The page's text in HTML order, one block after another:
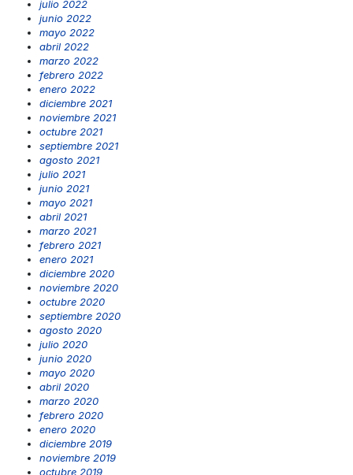
julio 2022
junio 2022
mayo 2022
abril 2022
marzo 2022
febrero 2022
enero 2022
diciembre 2021
noviembre 2021
octubre 2021
septiembre 2021
agosto 2021
julio 2021
junio 2021
mayo 2021
abril 2021
marzo 2021
febrero 2021
enero 2021
diciembre 2020
noviembre 2020
octubre 2020
septiembre 2020
agosto 2020
julio 2020
junio 2020
mayo 2020
abril 2020
marzo 2020
febrero 2020
enero 2020
diciembre 2019
noviembre 2019
octubre 2019